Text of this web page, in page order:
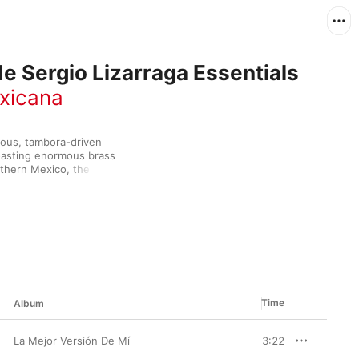
Sergio Lizarraga Essentials
tambora-driven
enormous brass
Mexico, the 15-
up the party on a
The swirling,
richness.
Album Time
La Mejor Versión De Mí 3:22